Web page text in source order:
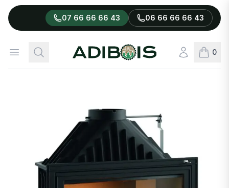
07 66 66 66 43 06 66 66 66 43
Ouvrir le menu
RechercherAdibois Connexion
0
articles